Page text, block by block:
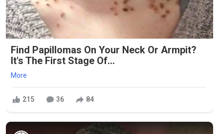
Find Papillomas On Your Neck Or Armpit?
It's The First Stage Of...
More
215 36 84